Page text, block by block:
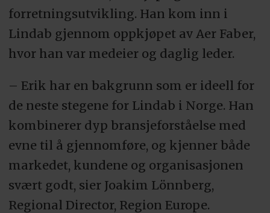
forretningsutvikling. Han kom inn i
Lindab gjennom oppkjøpet av Aer Faber,
hvor han var medeier og daglig leder.
– Erik har en bakgrunn som er ideell for
de neste stegene for Lindab i Norge. Han
kombinerer dyp bransjeforståelse med
evne til å gjennomføre, og kjenner både
markedet, kundene og organisasjonen
svært godt, sier Joakim Lönnberg,
Regional Director, Region Europe.